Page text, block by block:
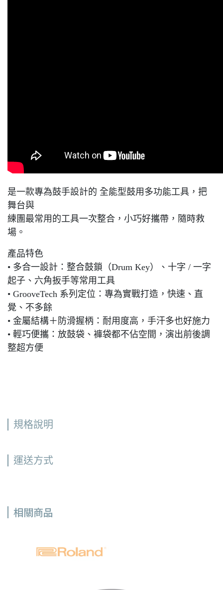
是一款專為鼓手設計的 全能型鼓用多功能工具，把
舞台與
練團最常用的工具一次整合，小巧好攜帶，隨時救
場。
產品特色
• 多合一設計：整合鼓鎖（Drum Key）、十字 / 一字
起子、六角扳手等常用工具
• GrooveTech 系列定位：專為實戰打造，快速、直
覺、不多餘
• 金屬結構＋防滑握柄：耐用度高，手汗多也好施力
• 輕巧便攜：放鼓袋、褲袋都不佔空間，演出前後調
整超方便
規格說明
運送方式
相關商品